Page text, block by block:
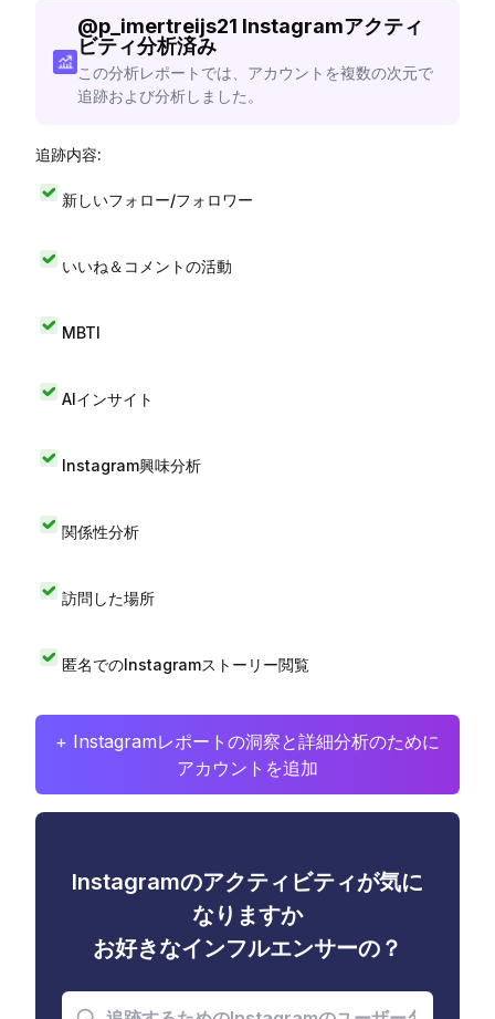
@p_imertreijs21 Instagramアクティ
ビティ分析済み
この分析レポートでは、アカウントを複数の次元で
追跡および分析しました。
追跡内容:
新しいフォロー/フォロワー
いいね＆コメントの活動
MBTI
AIインサイト
Instagram興味分析
関係性分析
訪問した場所
匿名でのInstagramストーリー閲覧
+ Instagramレポートの洞察と詳細分析のために
アカウントを追加
Instagramのアクティビティが気に
なりますか
お好きなインフルエンサーの？